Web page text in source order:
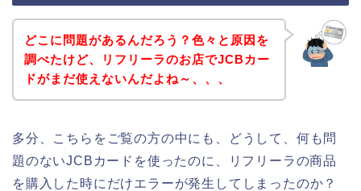
どこに問題があるんだろう？色々と原因を
調べたけど、リフリーラのお店でJCBカー
ドがまだ使えないんだよね～、、、
多分、こちらをご覧の方の中にも、どうして、何も問
題のないJCBカードを使ったのに、リフリーラの商品
を購入した時にだけエラーが発生してしまったのか？